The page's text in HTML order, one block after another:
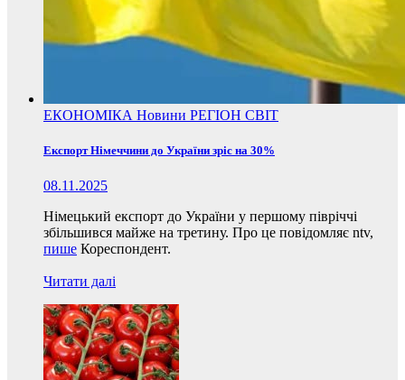
ЕКОНОМІКА Новини РЕГІОН СВІТ
Експорт Німеччини до України зріс на 30%
08.11.2025
Німецький експорт до України у першому півріччі
збільшився майже на третину. Про це повідомляє ntv,
пише Кореспондент.
Читати далі